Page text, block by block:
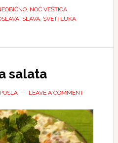
, NOĆ VEŠTICA,
, SLAVA, SVETI LUKA
salata
LEAVE A COMMENT